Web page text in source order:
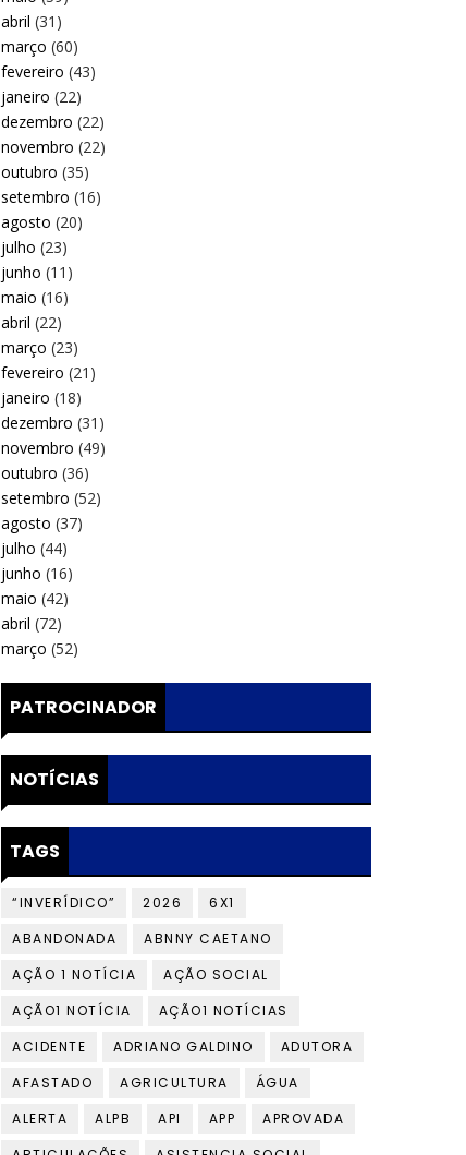
abril (31)
março (60)
fevereiro (43)
janeiro (22)
dezembro (22)
novembro (22)
outubro (35)
setembro (16)
agosto (20)
julho (23)
junho (11)
maio (16)
abril (22)
março (23)
fevereiro (21)
janeiro (18)
dezembro (31)
novembro (49)
outubro (36)
setembro (52)
agosto (37)
julho (44)
junho (16)
maio (42)
abril (72)
março (52)
PATROCINADOR
NOTÍCIAS
TAGS
“INVERÍDICO” 2026
6X1
ABANDONADA
ABNNY CAETANO
AÇÃO 1 NOTÍCIA
AÇÃO SOCIAL
AÇÃO1 NOTÍCIA
AÇÃO1 NOTÍCIAS
ACIDENTE
ADRIANO GALDINO
ADUTORA
AFASTADO
AGRICULTURA
ÁGUA
ALERTA
ALPB API APP
APROVADA